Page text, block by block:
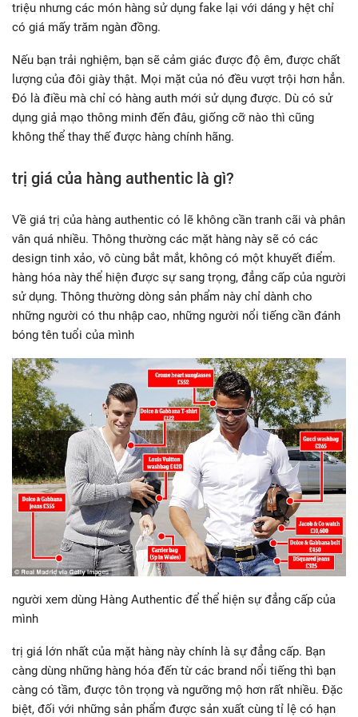
triệu nhưng các món hàng sử dụng fake lại với dáng y hệt chỉ
có giá mấy trăm ngàn đồng.
Nếu bạn trải nghiệm, bạn sẽ cảm giác được độ êm, được chất
lượng của đôi giày thật. Mọi mặt của nó đều vượt trội hơn hẳn.
Đó là điều mà chỉ có hàng auth mới sử dụng được. Dù có sử
dụng giả mạo thông minh đến đâu, giống cỡ nào thì cũng
không thể thay thế được hàng chính hãng.
trị giá của hàng authentic là gì?
Về giá trị của hàng authentic có lẽ không cần tranh cãi và phân
vân quá nhiều. Thông thường các mặt hàng này sẽ có các
design tinh xảo, vô cùng bắt mắt, không có một khuyết điểm.
hàng hóa này thể hiện được sự sang trọng, đẳng cấp của người
sử dụng. Thông thường dòng sản phẩm này chỉ dành cho
những người có thu nhập cao, những người nổi tiếng cần đánh
bóng tên tuổi của mình
người xem dùng Hàng Authentic để thể hiện sự đẳng cấp của
mình
trị giá lớn nhất của mặt hàng này chính là sự đẳng cấp. Bạn
càng dùng những hàng hóa đến từ các brand nổi tiếng thì bạn
càng có tầm, được tôn trọng và ngưỡng mộ hơn rất nhiều. Đặc
biệt, đối với những sản phẩm được sản xuất cùng tỉ lệ có hạn